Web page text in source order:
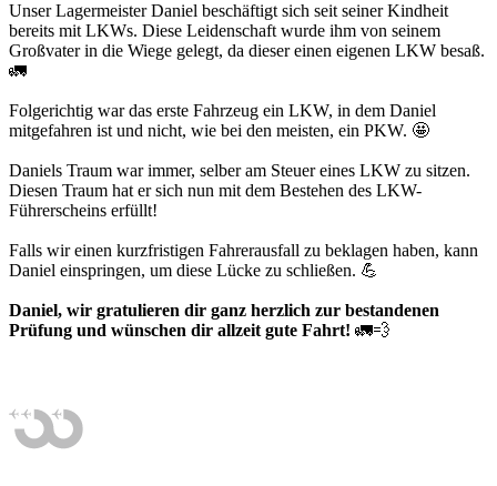
Unser Lagermeister Daniel beschäftigt sich seit seiner Kindheit
bereits mit LKWs. Diese Leidenschaft wurde ihm von seinem
Großvater in die Wiege gelegt, da dieser einen eigenen LKW besaß.
🚛
Folgerichtig war das erste Fahrzeug ein LKW, in dem Daniel
mitgefahren ist und nicht, wie bei den meisten, ein PKW. 🤩
Daniels Traum war immer, selber am Steuer eines LKW zu sitzen.
Diesen Traum hat er sich nun mit dem Bestehen des LKW-
Führerscheins erfüllt!
Falls wir einen kurzfristigen Fahrerausfall zu beklagen haben, kann
Daniel einspringen, um diese Lücke zu schließen. 💪
Daniel, wir gratulieren dir ganz herzlich zur bestandenen
Prüfung und wünschen dir allzeit gute Fahrt! 🚛💨